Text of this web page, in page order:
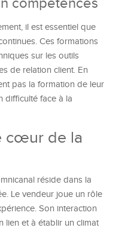
compétences
il est essentiel que
Ces formations
sur les outils
de relation client. En
pas la formation de leur
difficulté face à la
cœur de la
réside dans la
Le vendeur joue un rôle
Son interaction
lien et à établir un climat